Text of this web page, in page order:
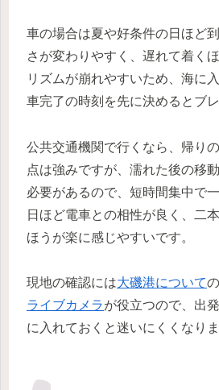
車の場合は夏や好条件の日ほど
さが変わりやすく、遅れて着く
リズムが崩れやすいため、海に
車完了の時刻を先に決めるとブ
公共交通機関で行くなら、帰り
点は強みですが、濡れた後の移
必要があるので、短時間集中で
日ほど電車との相性が良く、二
ほうが楽に感じやすいです。
現地の確認には大磯港について
ライブカメラが役立つので、出
に入れておくと迷いにくくなりま